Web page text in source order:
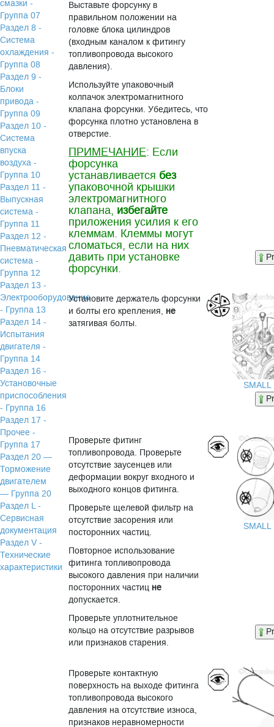
смазки -
Группа 07
Раздел 8 -
Система
охлаждения -
Группа 08
Раздел 9 -
Блоки
привода -
Группа 09
Раздел 10 -
Система
впуска
воздуха -
Группа 10
Раздел 11 -
Выпускная
система -
Группа 11
Раздел 12 -
Пневматическая
система -
Группа 12
Раздел 13 -
Электрооборудование
- Группа 13
Раздел 14 -
Испытания
двигателя -
Группа 14
Раздел 16 -
Установочные
приспособления
- Группа 16
Раздел 17 -
Прочее -
Группа 17
Раздел 20 —
Торможение
двигателем
— Группа 20
Раздел L -
Сервисная
документация
Раздел V -
Технические
характеристики
Выставьте форсунку в
правильном положении на
головке блока цилиндров
(входным каналом к фитингу
топливопровода высокого
давления).
Используйте упаковочный
колпачок электромагнитного
клапана форсунки. Убедитесь, что
форсунка плотно установлена в
отверстие.
ПРИМЕЧАНИЕ: Если
форсунка
устанавливается без
упаковочной крышки
электромагнитного
клапана, избегайте
приложения усилия к его
клеммам. Клеммы могут
сломаться, если на них
давить при установке
форсунки.
Установите держатель форсунки
и болты его крепления, не
затягивая болты.
SMALL
Проверьте фитинг
топливопровода. Проверьте
отсутствие заусенцев или
деформации вокруг входного и
выходного концов фитинга.
Проверьте щелевой фильтр на
отсутствие засорения или
посторонних частиц.
Повторное использование
фитинга топливопровода
высокого давления при наличии
посторонних частиц не
допускается.
Проверьте уплотнительное
кольцо на отсутствие разрывов
или признаков старения.
SMALL
Проверьте контактную
поверхность на выходе фитинга
топливопровода высокого
давления на отсутствие износа,
признаков неравномерности